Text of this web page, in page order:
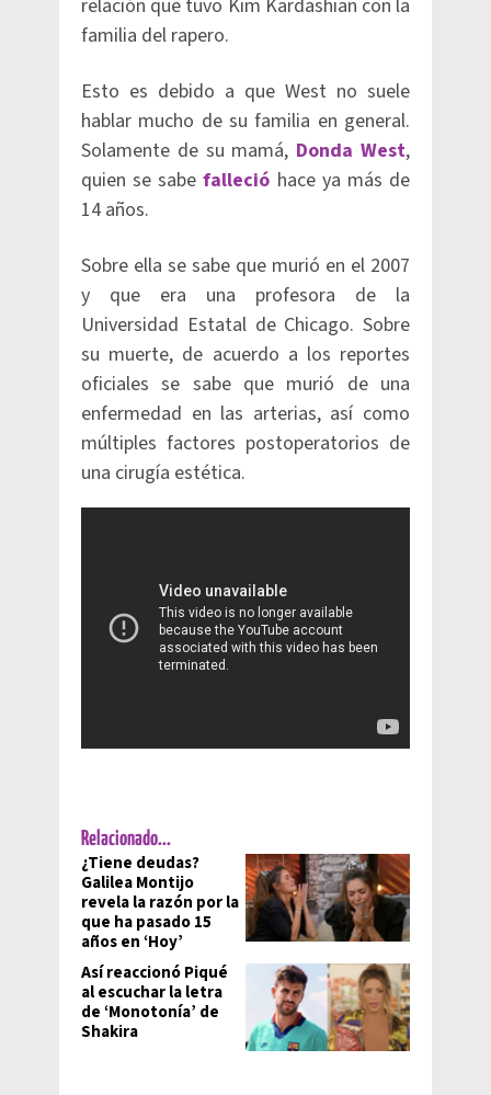
relación que tuvo Kim Kardashian con la
familia del rapero.
Esto es debido a que West no suele
hablar mucho de su familia en general.
Solamente de su mamá, Donda West,
quien se sabefalleció hace ya más de
14 años.
Sobre ella se sabe que murió en el 2007
y que era una profesora de la
Universidad Estatal de Chicago. Sobre
su muerte, de acuerdo a los reportes
oficiales se sabe que murió de una
enfermedad en las arterias, así como
múltiples factores postoperatorios de
una cirugía estética.
Relacionado...
¿Tiene deudas?
Galilea Montijo
revela la razón por la
que ha pasado 15
años en ‘Hoy’
Así reaccionó Piqué
al escuchar la letra
de ‘Monotonía’ de
Shakira